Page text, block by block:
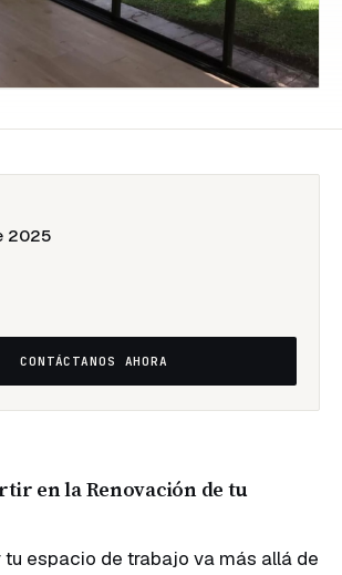
2025
CONTÁCTANOS AHORA
en la Renovación de tu
tu espacio de trabajo va más allá de